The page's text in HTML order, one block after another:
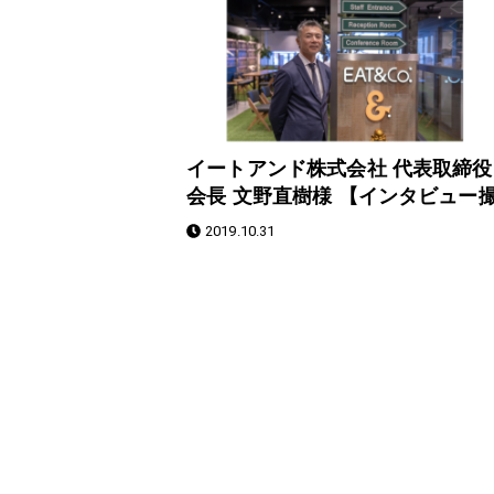
イートアンド株式会社 代表取締役
会長 文野直樹様 【インタビュー
影】2019.10.31